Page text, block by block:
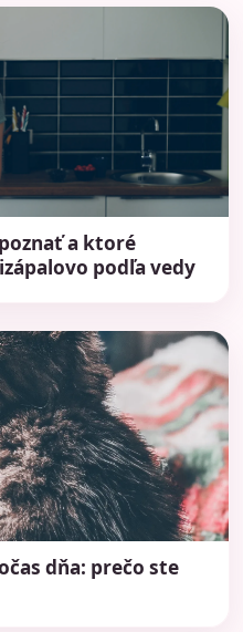
a ktoré
podľa vedy
dňa: prečo ste